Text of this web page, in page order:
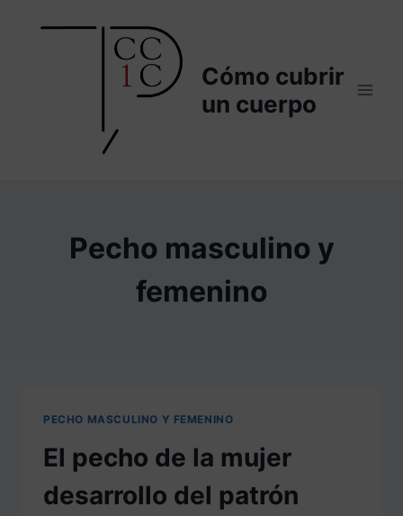
Cómo cubrir
un cuerpo
Pecho masculino y
femenino
PECHO MASCULINO Y FEMENINO
El pecho de la mujer
desarrollo del patrón